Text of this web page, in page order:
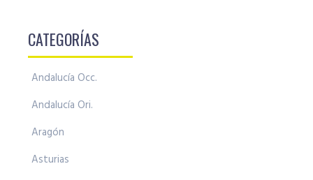
CATEGORÍAS
Andalucía Occ.
Andalucía Ori.
Aragón
Asturias